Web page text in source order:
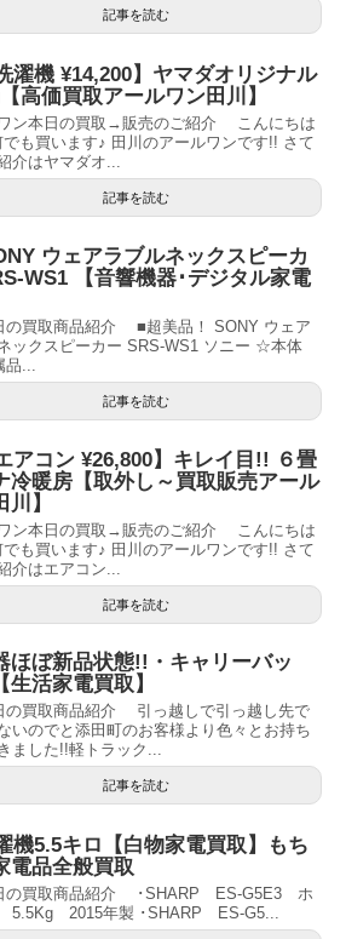
記事を読む
濯機 ¥14,200】ヤマダオリジナル
高価買取アールワン田川】
ン本日の買取→販売のご紹介 こんにちは
でも買います♪ 田川のアールワンです!! さて
介はヤマダオ...
記事を読む
ウェアラブルネックスピーカ
WS1 【音響機器･デジタル家電
買取商品紹介 ■超美品！ SONY ウェア
ックスピーカー SRS-WS1 ソニー ☆本体
...
記事を読む
エアコン ¥26,800】キレイ目!! ６畳
冷暖房【取外し～買取販売アール
川】
ン本日の買取→販売のご紹介 こんにちは
でも買います♪ 田川のアールワンです!! さて
介はエアコン...
記事を読む
ほぼ新品状態!!・キャリーバッ
活家電買取】
買取商品紹介 引っ越しで引っ越し先で
いのでと添田町のお客様より色々とお持ち
ました!!軽トラック...
記事を読む
機5.5キロ【白物家電買取】もち
電品全般買取
の買取商品紹介 ･SHARP ES-G5E3 ホ
5.5Kg 2015年製 ･SHARP ES-G5...